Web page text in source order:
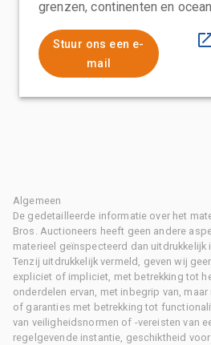
grenzen, continenten en
Stuur ons een e-
mail
Algemeen
De gedetailleerde informatie over het
Bros. Auctioneers heeft geen andere
materieel geïnspecteerd dan uitdrukkelijk
Tenzij uitdrukkelijk vermeld, geven wij
expliciet of impliciet, met betrekking tot
onderdelen ervan, met inbegrip van,
of garanties met betrekking tot
van veiligheidsnormen of -vereisten van
regelgevende instantie, geschiktheid